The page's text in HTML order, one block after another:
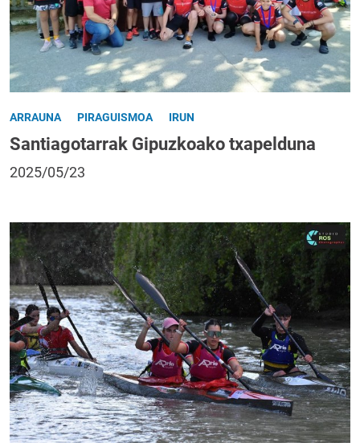
ARRAUNA PIRAGUISMOA IRUN
Santiagotarrak Gipuzkoako txapelduna
2025/05/23